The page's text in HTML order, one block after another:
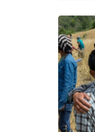
Você
maneiras,